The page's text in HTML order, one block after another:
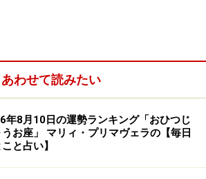
なたは鋭すぎるのです。思ったこと
あわせて読みたい
年8月10日の運勢ランキング「おひつじ
うお座」 マリィ・プリマヴェラの【毎日
と占い】